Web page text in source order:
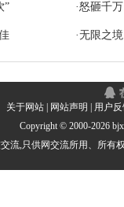
” ·怒砸千
·无限之
关于网站 网站声明
用户
Copyright © 2000-2026
流,只供网交流所用、所有